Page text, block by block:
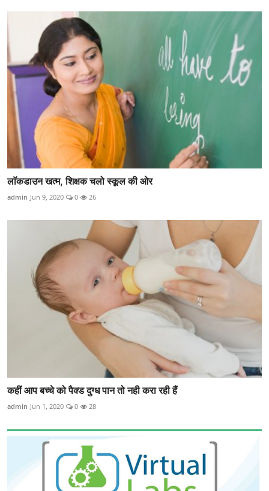
लाॅकडाउन खत्म, शिक्षक चलो स्कूल की ओर
admin Jun 9, 2020 0 26
कहीं आप बच्चे को पैक्ड दुग्ध पान तो नही करा रही हैं
admin Jun 1, 2020 0 28